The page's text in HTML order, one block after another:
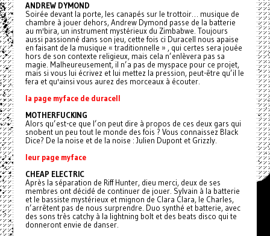
ANDREW DYMOND
Soirée devant la porte, les canapés sur le trottoir… musique de
chambre à jouer dehors, Andrew Dymond passe de la batterie
au m'bira, un instrument mystérieux du Zimbabwe. Toujours
aussi passionné dans son jeu, cette fois ci Duracell nous apaise
en faisant de la musique « traditionnelle » , qui certes sera jouée
hors de son contexte religieux, mais cela n’enlèvera pas sa
magie. Malheureusement, il n’a pas de myspace pour ce projet,
mais si vous lui écrivez et lui mettez la pression, peut-être qu’il le
fera et qu'ainsi vous aurez des morceaux à écouter.
la page myface de duracell
MOTHERFUCKING
Alors qu’est-ce que l’on peut dire à propos de ces deux gars qui
snobent un peu tout le monde des fois ? Vous connaissez Black
Dice? De la noise et de la noise : Julien Dupont et Grizzly.
leur page myface
CHEAP ELECTRIC
Après la séparation de Riff Hunter, dieu merci, deux de ses
membres ont décidé de continuer de jouer. Sylvain à la batterie
et le bassiste mystérieux et mignon de Clara Clara, le Charles,
n’arrêtent pas de nous surprendre. Duo synthé et batterie, avec
des sons très catchy à la lightning bolt et des beats disco qui te
donneront envie de danser.